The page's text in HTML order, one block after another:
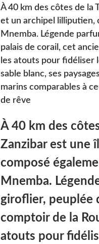
À 40 km des côtes de la
et un archipel lilliputien,
Mnemba. Légende
palais de corail, cet
les atouts pour fidéliser
sable blanc, ses
marins comparables à
de rêve
À 40 km des
Zanzibar est une
composé
Mnemba.
giroflier, peuplée
comptoir de la
atouts pour